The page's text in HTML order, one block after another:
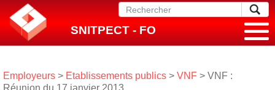
SNITPECT - FO
Employeurs > Etablissements publics > VNF > VNF :
Réunion du 17 janvier 2013